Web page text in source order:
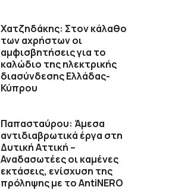
Χατζηδάκης: Στον κάλαθο
των αχρήστων οι
αμφισβητήσεις για το
καλώδιο της ηλεκτρικής
διασύνδεσης Ελλάδας-
Κύπρου
Παπασταύρου: Άμεσα
αντιδιαβρωτικά έργα στη
Δυτική Αττική –
Αναδασωτέες οι καμένες
εκτάσεις, ενίσχυση της
πρόληψης με το AntiNERO